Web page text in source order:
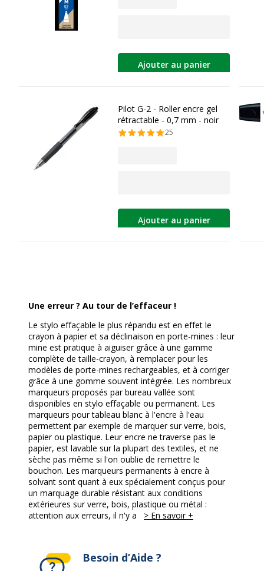
Ajouter au panier
Pilot G-2 - Roller encre gel
rétractable - 0,7 mm - noir
25
Ajouter au panier
Une erreur ? Au tour de l’effaceur !
Le stylo effaçable le plus répandu est en effet le
crayon à papier et sa déclinaison en porte-mines : leur
mine est pratique à aiguiser grâce à une gamme
complète de taille-crayon, à remplacer pour les
modèles de porte-mines rechargeables, et à corriger
grâce à une gomme souvent intégrée. Les nombreux
marqueurs proposés par bureau vallée sont
disponibles en stylo effaçable ou permanent. Les
marqueurs pour tableau blanc à l'encre à l'eau
permettent par exemple de marquer sur verre, bois,
papier ou plastique. Leur encre ne traverse pas le
papier, est lavable sur la plupart des textiles, et ne
sèche pas même si l'on oublie de remettre le
bouchon. Les marqueurs permanents à encre à
solvant sont quant à eux spécialement conçus pour
un marquage durable résistant aux conditions
extérieures sur verre, bois, plastique ou métal :
attention aux erreurs, il n'y a
> En savoir +
Besoin d’Aide ?